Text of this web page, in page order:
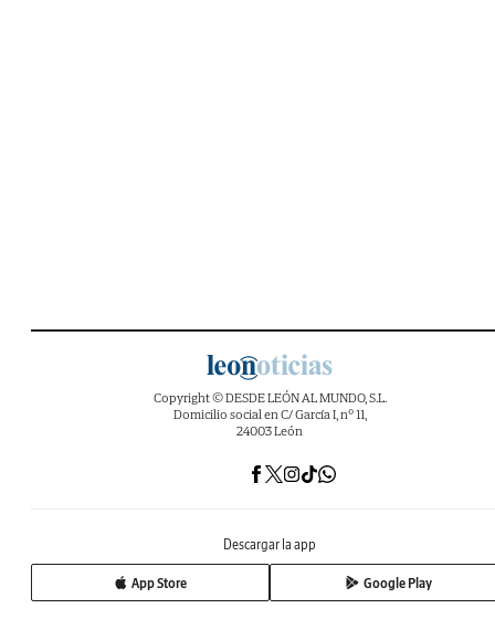
Copyright © DESDE LEÓN AL MUNDO, S.L.
Domicilio social en C/ García I, nº 11,
24003 León
Descargar la app
App Store Google Play